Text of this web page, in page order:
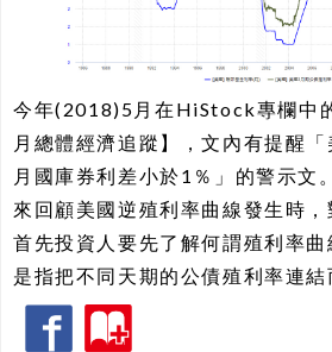
今年(2018)5月在HiStock專欄中
月總體經濟追蹤】，文內有提醒
月國庫券利差小於1％」的警示文
來回顧美國逆殖利率曲線發生時
首先投資人要先了解何謂殖利率
是指把不同天期的公債殖利率連結